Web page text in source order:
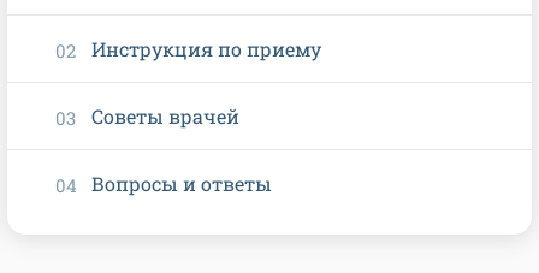
Инструкция по приему
Советы врачей
Вопросы и ответы